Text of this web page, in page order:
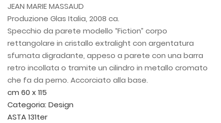
JEAN MARIE MASSAUD
Produzione Glas Italia, 2008 ca.
Specchio da parete modello “Fiction” corpo
rettangolare in cristallo extralight con argentatura
sfumata digradante, appeso a parete con una barra
retro incollata o tramite un cilindro in metallo cromato
che fa da perno. Accorciato alla base.
cm 60 x 115
Categoria: Design
ASTA 131ter